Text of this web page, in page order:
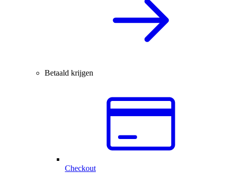
Betaald krijgen
Checkout